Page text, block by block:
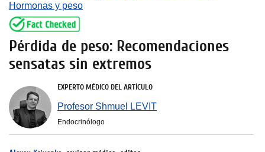
Hormonas y peso
Pérdida de peso: Recomendaciones
sensatas sin extremos
EXPERTO MÉDICO DEL ARTÍCULO
Profesor Shmuel LEVIT
Endocrinólogo